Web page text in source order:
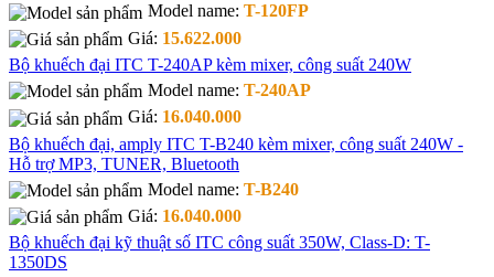
Model name: T-120FP
Giá: 15.622.000
Bộ khuếch đại ITC T-240AP kèm mixer, công suất 240W
Model name: T-240AP
Giá: 16.040.000
Bộ khuếch đại, amply ITC T-B240 kèm mixer, công suất 240W -
Hỗ trợ MP3, TUNER, Bluetooth
Model name: T-B240
Giá: 16.040.000
Bộ khuếch đại kỹ thuật số ITC công suất 350W, Class-D: T-
1350DS